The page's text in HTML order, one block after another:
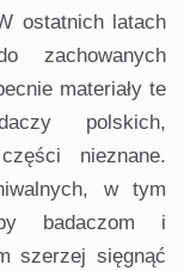
ostatnich latach
zachowanych
materiały te
polskich,
nieznane.
w tym
badaczom i
szerzej sięgnąć